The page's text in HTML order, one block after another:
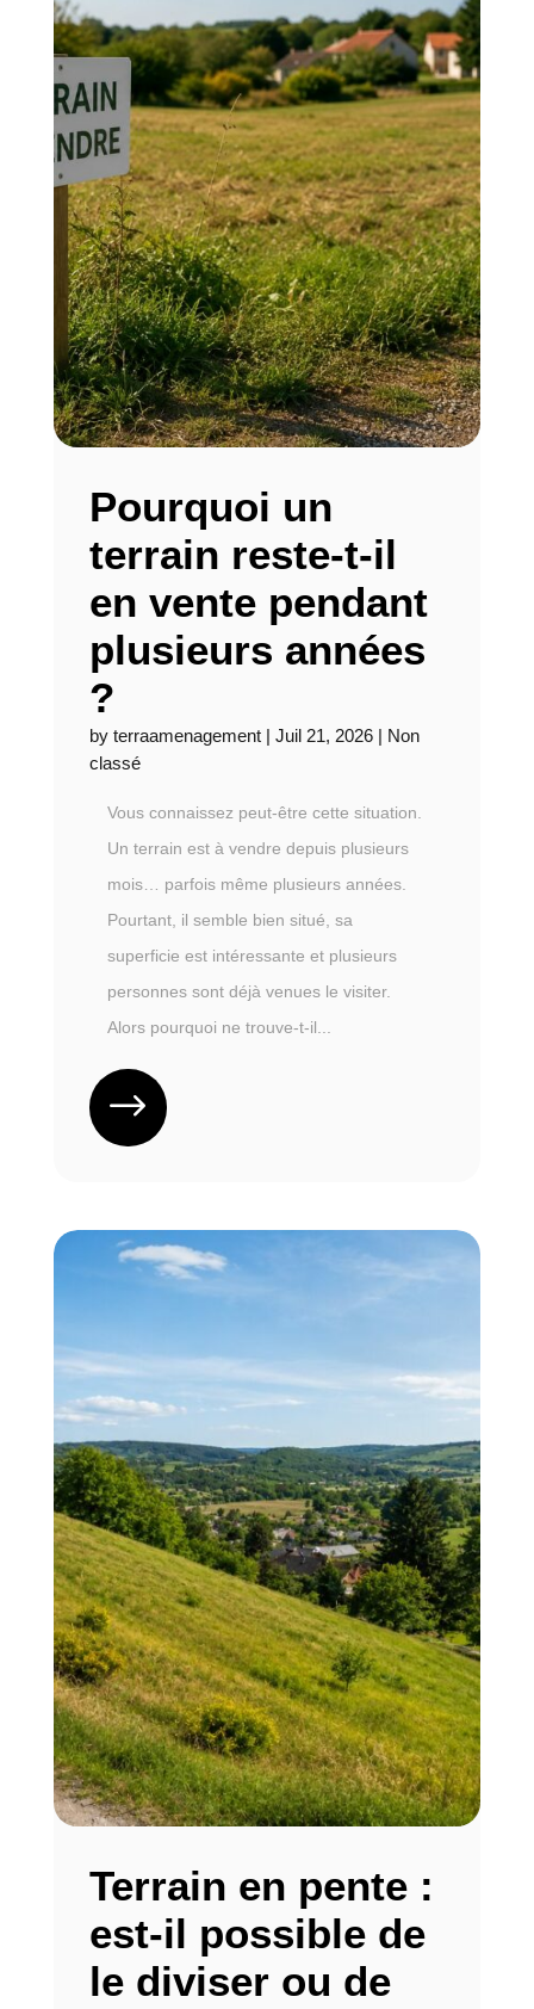
Pourquoi un
terrain reste-t-il
en vente pendant
plusieurs années
?
by terraamenagement| Juil 21, 2026| Non
classé
Vous connaissez peut-être cette situation.
Un terrain est à vendre depuis plusieurs
mois… parfois même plusieurs années.
Pourtant, il semble bien situé, sa
superficie est intéressante et plusieurs
personnes sont déjà venues le visiter.
Alors pourquoi ne trouve-t-il...
Terrain en pente :
est-il possible de
le diviser ou de